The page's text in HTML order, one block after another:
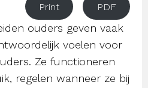
Print PDF
ouders geven vaak
voelen voor
Ze functioneren
regelen wanneer ze bij